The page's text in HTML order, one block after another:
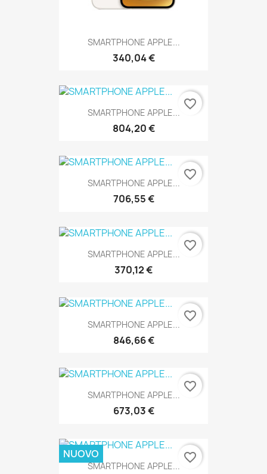
SMARTPHONE APPLE...
340,04 €
SMARTPHONE APPLE...
804,20 €
favorite_border
SMARTPHONE APPLE...
706,55 €
favorite_border
SMARTPHONE APPLE...
370,12 €
favorite_border
SMARTPHONE APPLE...
846,66 €
favorite_border
SMARTPHONE APPLE...
673,03 €
favorite_border
SMARTPHONE APPLE...
NUOVO favorite_border